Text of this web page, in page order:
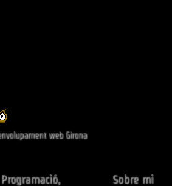
web Girona
Programació,
Sobre mi